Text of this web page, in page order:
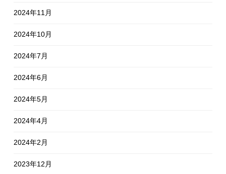
2024年11月
2024年10月
2024年7月
2024年6月
2024年5月
2024年4月
2024年2月
2023年12月